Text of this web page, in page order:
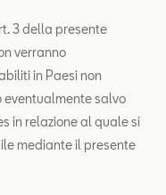
3 della presente
verranno
in Paesi non
eventualmente salvo
in relazione al quale si
mediante il presente